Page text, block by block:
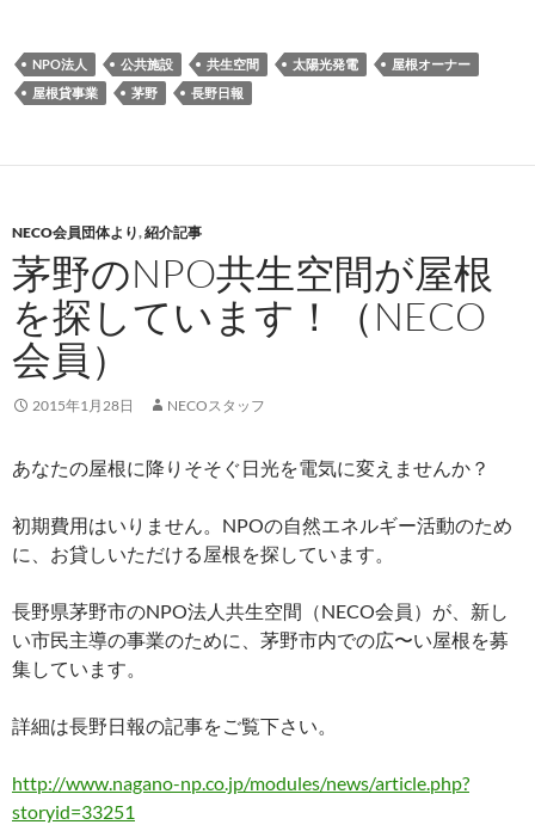
NPO法人 公共施設 共生空間 太陽光発電
屋根オーナー
屋根貸事業
茅野 長野日報
NECO会員団体より,紹介記事
茅野のNPO共生空間が屋根
を探しています！（NECO
会員）
2015年1月28日 NECOスタッフ
あなたの屋根に降りそそぐ日光を電気に変えませんか？
初期費用はいりません。NPOの自然エネルギー活動のため
に、お貸しいただける屋根を探しています。
長野県茅野市のNPO法人共生空間（NECO会員）が、新し
い市民主導の事業のために、茅野市内での広〜い屋根を募
集しています。
詳細は長野日報の記事をご覧下さい。
http://www.nagano-np.co.jp/modules/news/article.php?
storyid=33251